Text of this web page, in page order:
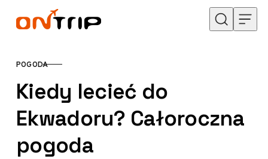
Przejdź do treści
KATEGORIA
POGODA
Kiedy lecieć do
Ekwadoru? Całoroczna
pogoda